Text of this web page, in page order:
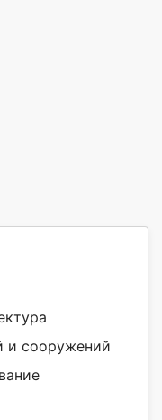
и сооружений